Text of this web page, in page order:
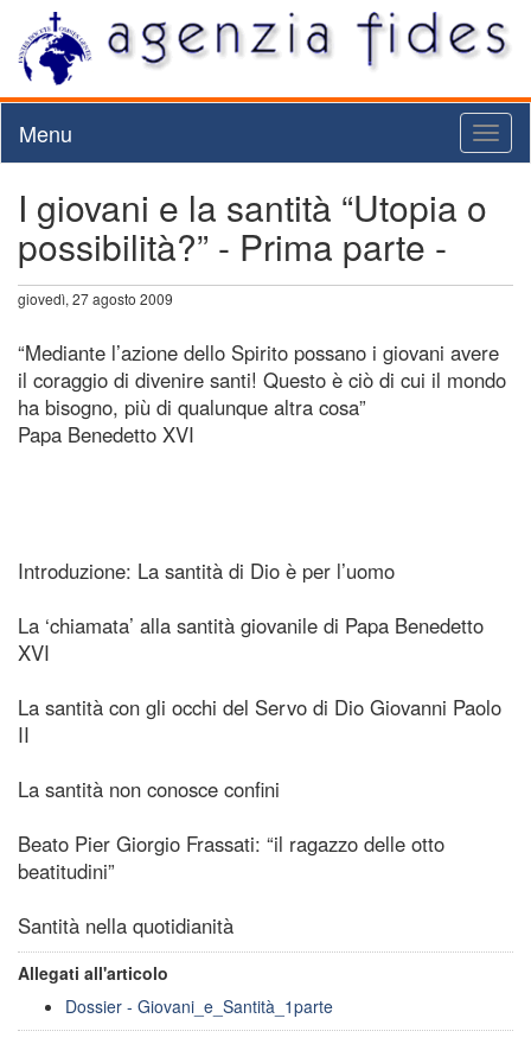
Menu
I giovani e la santità “Utopia o
possibilità?” - Prima parte -
giovedì, 27 agosto 2009
“Mediante l’azione dello Spirito possano i giovani avere
il coraggio di divenire santi! Questo è ciò di cui il mondo
ha bisogno, più di qualunque altra cosa”
Papa Benedetto XVI
Introduzione: La santità di Dio è per l’uomo
La ‘chiamata’ alla santità giovanile di Papa Benedetto
XVI
La santità con gli occhi del Servo di Dio Giovanni Paolo
II
La santità non conosce confini
Beato Pier Giorgio Frassati: “il ragazzo delle otto
beatitudini”
Santità nella quotidianità
Allegati all'articolo
Dossier - Giovani_e_Santità_1parte